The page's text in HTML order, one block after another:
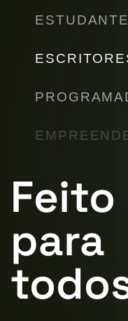
Feito
para